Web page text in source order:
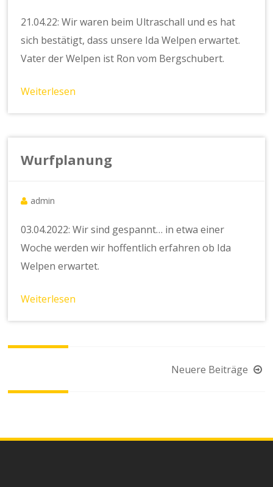
21.04.22: Wir waren beim Ultraschall und es hat
sich bestätigt, dass unsere Ida Welpen erwartet.
Vater der Welpen ist Ron vom Bergschubert.
Weiterlesen
Wurfplanung
admin
03.04.2022: Wir sind gespannt… in etwa einer
Woche werden wir hoffentlich erfahren ob Ida
Welpen erwartet.
Weiterlesen
Neuere Beiträge